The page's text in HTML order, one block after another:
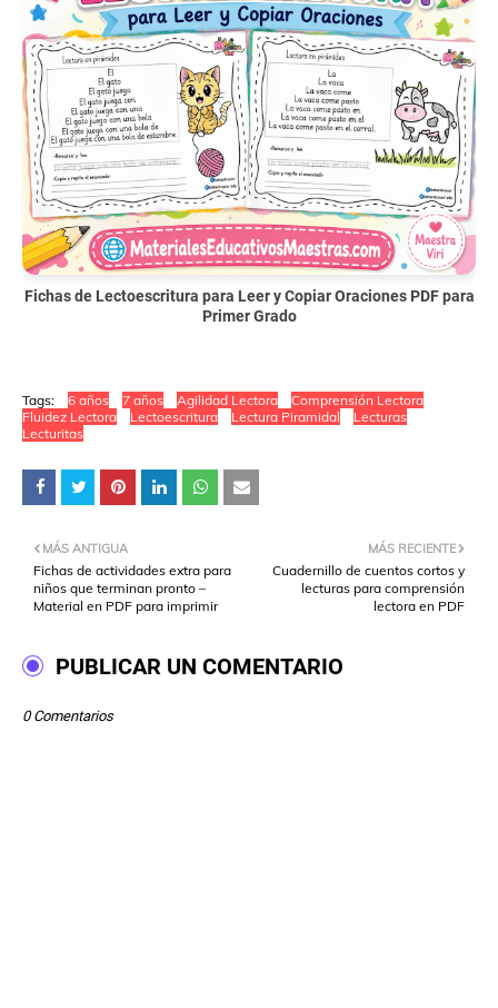
Fichas de Lectoescritura para Leer y Copiar Oraciones PDF para
Primer Grado
Tags: 6 años 7 años Agilidad Lectora
Comprensión Lectora
Fluidez Lectora
Lectoescritura Lectura Piramidal
Lecturas
Lecturitas
MÁS RECIENTE
Cuadernillo de cuentos cortos y
lecturas para comprensión
lectora en PDF
MÁS ANTIGUA
Fichas de actividades extra para
niños que terminan pronto –
Material en PDF para imprimir
PUBLICAR UN COMENTARIO
0 Comentarios